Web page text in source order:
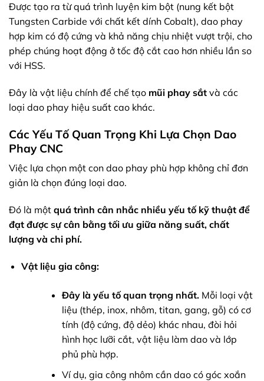
Được tạo ra từ quá trình luyện kim bột (nung kết bột
Tungsten Carbide với chất kết dính Cobalt), dao phay
hợp kim có độ cứng và khả năng chịu nhiệt vượt trội, cho
phép chúng hoạt động ở tốc độ cắt cao hơn nhiều lần so
với HSS.
Đây là vật liệu chính để chế tạo mũi phay sắt và các
loại dao phay hiệu suất cao khác.
Các Yếu Tố Quan Trọng Khi Lựa Chọn Dao
Phay CNC
Việc lựa chọn một con dao phay phù hợp không chỉ đơn
giản là chọn đúng loại dao.
Đó là một quá trình cân nhắc nhiều yếu tố kỹ thuật để
đạt được sự cân bằng tối ưu giữa năng suất, chất
lượng và chi phí.
Vật liệu gia công:
Đây là yếu tố quan trọng nhất.Mỗi loại vật
liệu (thép, inox, nhôm, titan, gang, gỗ) có cơ
tính (độ cứng, độ dẻo) khác nhau, đòi hỏi
hình học lưỡi cắt, vật liệu làm dao và lớp
phủ phù hợp.
Ví dụ, gia công nhôm cần dao có góc xoắn